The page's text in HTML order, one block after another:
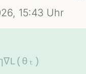
15:43 Uhr